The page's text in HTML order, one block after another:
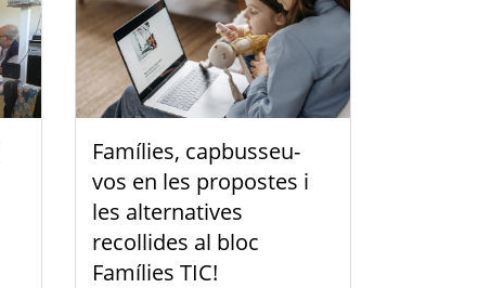
Famílies, capbusseu-
vos en les propostes i
les alternatives
recollides al bloc
Famílies TIC!